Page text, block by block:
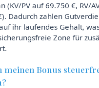
(KV/PV auf 69.750 €, RV/
Dadurch zahlen
ihr laufendes Gehalt,
Zone für
meinen Bonus